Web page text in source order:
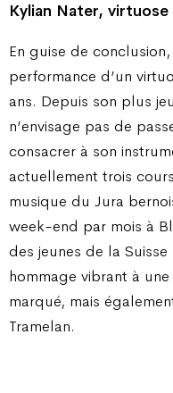
Kylian Nater, virtuose
En guise de
performance d’un
ans. Depuis son plus
n’envisage pas de
consacrer à son
actuellement trois
musique du Jura
week-end par mois à
des jeunes de la Suisse
hommage vibrant à
marqué, mais
Tramelan.